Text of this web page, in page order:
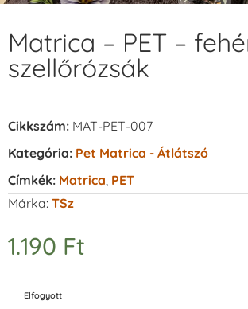
Matrica – PET –
szellőrózsák
Cikkszám: MAT-PET-007
Kategória: Pet Matrica - Átlátszó
Címkék: Matrica PET
Márka: TSz
1.190 Ft
Elfogyott